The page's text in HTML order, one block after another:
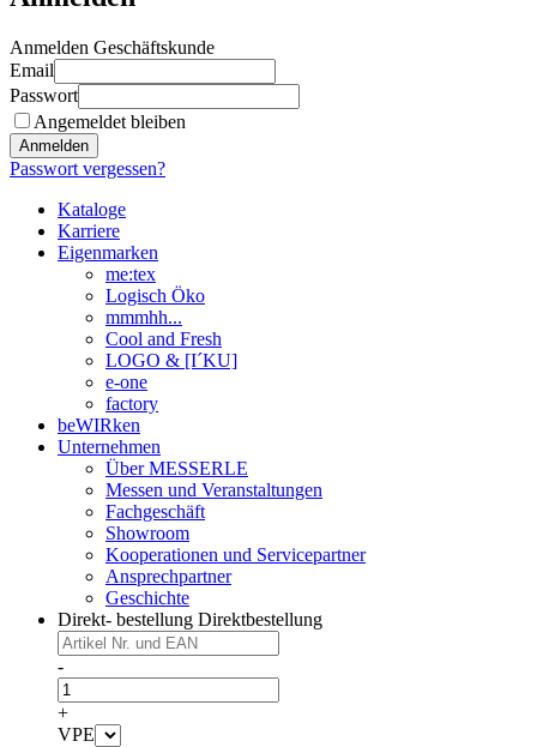
Anmelden Geschäftskunde
Email
Passwort
Angemeldet bleiben
Anmelden
Passwort vergessen?
Kataloge
Karriere
Eigenmarken
me:tex
Logisch Öko
mmmhh...
Cool and Fresh
LOGO & [I´KU]
e-one
factory
beWIRken
Unternehmen
Über MESSERLE
Messen und Veranstaltungen
Fachgeschäft
Showroom
Kooperationen und Servicepartner
Ansprechpartner
Geschichte
Direkt- bestellung Direktbestellung
-
+
VPE